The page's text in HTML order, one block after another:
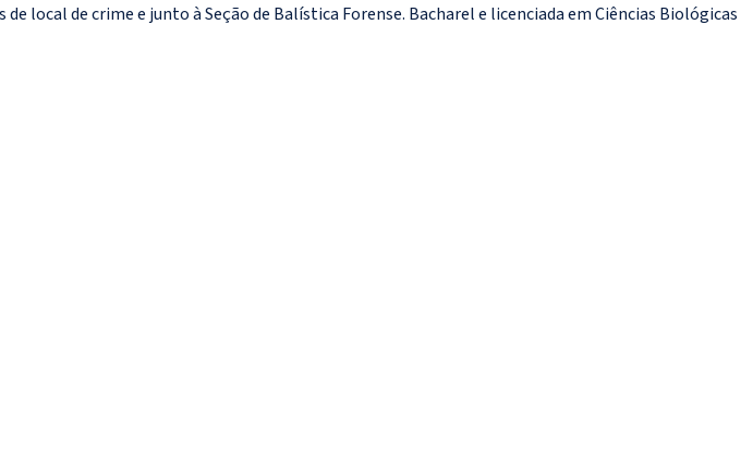
local de crime e junto à Seção de Balística Forense. Bacharel e licenciada em Ciências Biológicas